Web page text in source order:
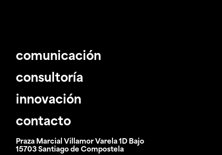
comunicación
consultoría
innovación
contacto
Praza Marcial Villamor Varela 1D Bajo
15703 Santiago de Compostela